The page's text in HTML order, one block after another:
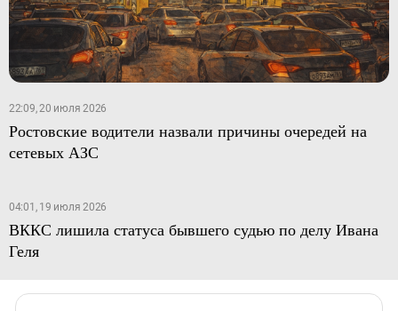
22:09, 20 июля 2026
Ростовские водители назвали причины очередей на
сетевых АЗС
04:01, 19 июля 2026
ВККС лишила статуса бывшего судью по делу Ивана
Геля